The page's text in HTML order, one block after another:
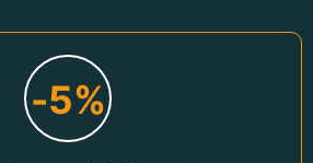
-5%